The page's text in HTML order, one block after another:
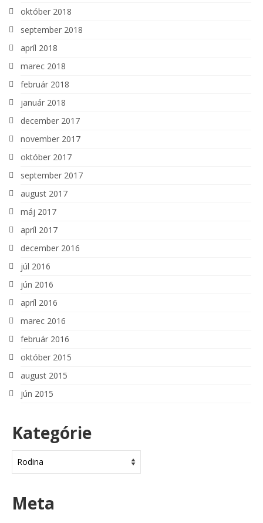
október 2018
september 2018
apríl 2018
marec 2018
február 2018
január 2018
december 2017
november 2017
október 2017
september 2017
august 2017
máj 2017
apríl 2017
december 2016
júl 2016
jún 2016
apríl 2016
marec 2016
február 2016
október 2015
august 2015
jún 2015
Kategórie
Meta